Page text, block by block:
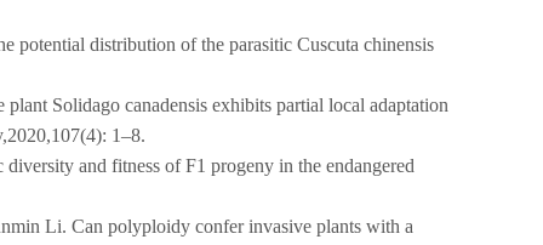
distribution of the parasitic Cuscuta chinensis
Solidago canadensis exhibits partial local adaptation
1–8.
and fitness of F1 progeny in the endangered
Li. Can polyploidy confer invasive plants with a